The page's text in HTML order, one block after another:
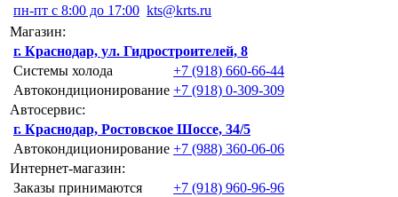
пн-пт с 8:00 до 17:00 kts@krts.ru
Магазин:
г. Краснодар, ул. Гидростроителей, 8
Системы холода
+7 (918) 660-66-44
Автокондиционирование +7 (918) 0-309-309
Автосервис:
г. Краснодар, Ростовское Шоссе, 34/5
Автокондиционирование +7 (988) 360-06-06
Интернет-магазин:
Заказы принимаются
+7 (918) 960-96-96